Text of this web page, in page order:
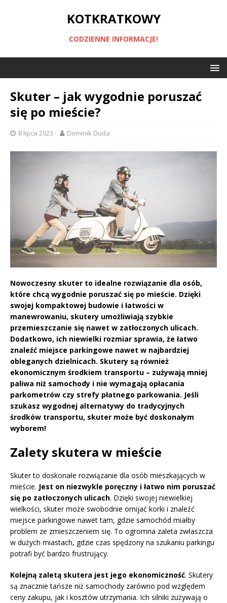
KOTKRATKOWY
CODZIENNE INFORMACJE!
Skuter – jak wygodnie poruszać
się po mieście?
8 lipca 2023 Dominik Duda
Nowoczesny skuter to idealne rozwiązanie dla osób,
które chcą wygodnie poruszać się po mieście. Dzięki
swojej kompaktowej budowie i łatwości w
manewrowaniu, skutery umożliwiają szybkie
przemieszczanie się nawet w zatłoczonych ulicach.
Dodatkowo, ich niewielki rozmiar sprawia, że łatwo
znaleźć miejsce parkingowe nawet w najbardziej
obleganych dzielnicach. Skutery są również
ekonomicznym środkiem transportu – zużywają mniej
paliwa niż samochody i nie wymagają opłacania
parkometrów czy strefy płatnego parkowania. Jeśli
szukasz wygodnej alternatywy do tradycyjnych
środków transportu, skuter może być doskonałym
wyborem!
Zalety skutera w mieście
Skuter to doskonałe rozwiązanie dla osób mieszkających w
mieście. Jest on niezwykle poręczny i łatwo nim poruszać
się po zatłoczonych ulicach. Dzięki swojej niewielkiej
wielkości, skuter może swobodnie omijać korki i znaleźć
miejsce parkingowe nawet tam, gdzie samochód miałby
problem ze zmieszczeniem się. To ogromna zaleta zwłaszcza
w dużych miastach, gdzie czas spędzony na szukaniu parkingu
potrafi być bardzo frustrujący.
Kolejną zaletą skutera jest jego ekonomiczność. Skutery
są znacznie tańsze niż samochody zarówno pod względem
ceny zakupu, jak i kosztów utrzymania. Ich silniki zużywają o